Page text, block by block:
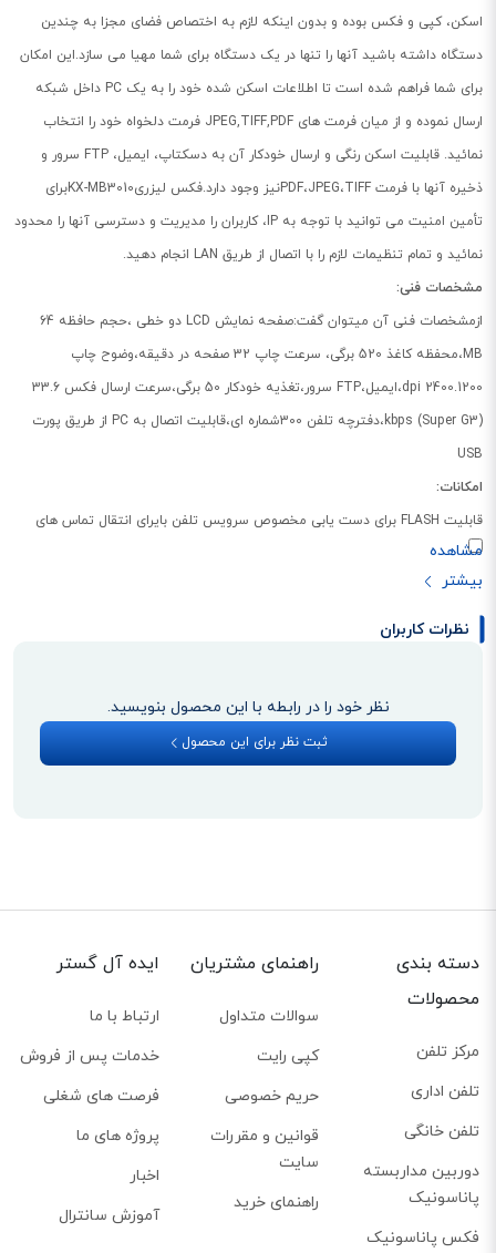
اسکن، کپی و فکس بوده و بدون اینکه لازم به اختصاص فضای مجزا به چندین
دستگاه داشته باشید آنها را تنها در یک دستگاه برای شما مهیا می سازد.این امکان
برای شما فراهم شده است تا اطلاعات اسکن شده خود را به یک PC داخل شبکه
ارسال نموده و از میان فرمت های JPEG,TIFF,PDF فرمت دلخواه خود را انتخاب
نمائید. قابلیت اسکن رنگی و ارسال خودکار آن به دسکتاپ، ایمیل، FTP سرور و
ذخیره آنها با فرمت PDF،JPEG،TIFFنیز وجود دارد.فکس لیزریKX-MB3010برای
تأمین امنیت می توانید با توجه به IP، کاربران را مدیریت و دسترسی آنها را محدود
نمائید و تمام تنظیمات لازم را با اتصال از طریق LAN انجام دهید.
مشخصات فنی:
ازمشخصات فنی آن میتوان گفت:صفحه نمایش LCD دو خطی ،حجم حافظه 64
MB،محفظه کاغذ 520 برگی، سرعت چاپ 32 صفحه در دقیقه،وضوح چاپ
2400.1200 dpi،ایمیل،FTP سرور،تغذیه خودکار 50 برگی،سرعت ارسال فکس 33.6
kbps (Super G3)،دفترچه تلفن 300شماره ای،قابلیت اتصال به PC از طریق پورت
USB
امکانات:
قابلیت FLASH برای دست یابی مخصوص سرویس تلفن بایرای انتقال تماس های
اضافی وفرعی،دارای USB برقرارکننده اتصال،قابلیت دریافت فکس درکامپیوترخود
نظرات کاربران
نظر خود را در رابطه با این محصول بنویسید.
ثبت نظر برای این محصول
دسته بندی
محصولات
مرکز تلفن
تلفن اداری
تلفن خانگی
دوربین مداربسته
پاناسونیک
فکس پاناسونیک
راهنمای مشتریان
سوالات متداول
کپی رایت
حریم خصوصی
قوانین و مقررات
سایت
راهنمای خرید
ایده آل گستر
ارتباط با ما
خدمات پس از فروش
فرصت های شغلی
پروژه های ما
اخبار
آموزش سانترال